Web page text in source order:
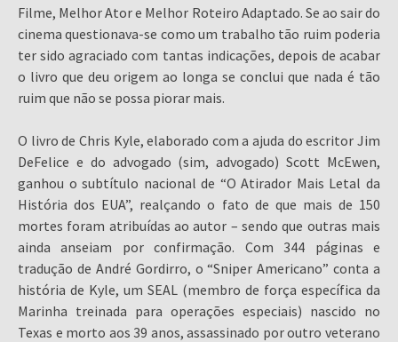
Filme, Melhor Ator e Melhor Roteiro Adaptado. Se ao sair do
cinema questionava-se como um trabalho tão ruim poderia
ter sido agraciado com tantas indicações, depois de acabar
o livro que deu origem ao longa se conclui que nada é tão
ruim que não se possa piorar mais.
O livro de Chris Kyle, elaborado com a ajuda do escritor Jim
DeFelice e do advogado (sim, advogado) Scott McEwen,
ganhou o subtítulo nacional de “O Atirador Mais Letal da
História dos EUA”, realçando o fato de que mais de 150
mortes foram atribuídas ao autor – sendo que outras mais
ainda anseiam por confirmação. Com 344 páginas e
tradução de André Gordirro, o “Sniper Americano” conta a
história de Kyle, um SEAL (membro de força específica da
Marinha treinada para operações especiais) nascido no
Texas e morto aos 39 anos, assassinado por outro veterano